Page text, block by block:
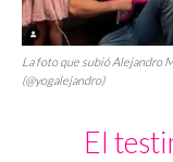
La foto que subió Alejandro
(@yogalejandro)
El